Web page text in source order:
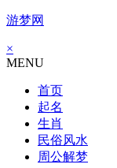
游梦网
×
MENU
首页
起名
生肖
民俗风水
周公解梦